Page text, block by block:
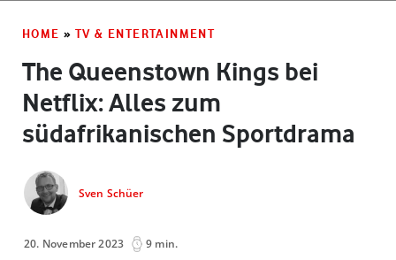
HOME » TV & ENTERTAINMENT
The Queenstown Kings bei
Netflix: Alles zum
südafrikanischen Sportdrama
Sven Schüer
20. November 2023 9 min.